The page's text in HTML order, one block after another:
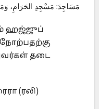
مَسَاجِدَ: مَسْجِدِ الحَرَامِ،
ஹஜ்ஜுப்
நோற்பதற்கு
தடை
(ரலி)